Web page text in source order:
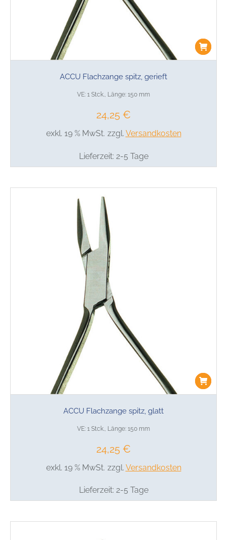
ACCU Flachzange spitz, gerieft
VE: 1 Stck., Länge: 150 mm
24,25 €
exkl. 19 % MwSt. zzgl. Versandkosten
Lieferzeit: 2-5 Tage
ACCU Flachzange spitz, glatt
VE: 1 Stck., Länge: 150 mm
24,25 €
exkl. 19 % MwSt. zzgl. Versandkosten
Lieferzeit: 2-5 Tage